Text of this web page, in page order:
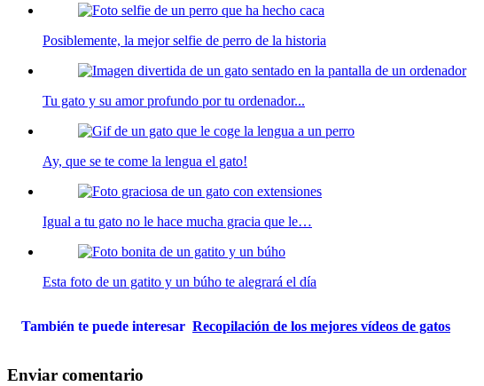
Posiblemente, la mejor selfie de perro de la historia
Tu gato y su amor profundo por tu ordenador...
Ay, que se te come la lengua el gato!
Igual a tu gato no le hace mucha gracia que le…
Esta foto de un gatito y un búho te alegrará el día
También te puede interesar Recopilación de los mejores vídeos de gatos
Enviar comentario